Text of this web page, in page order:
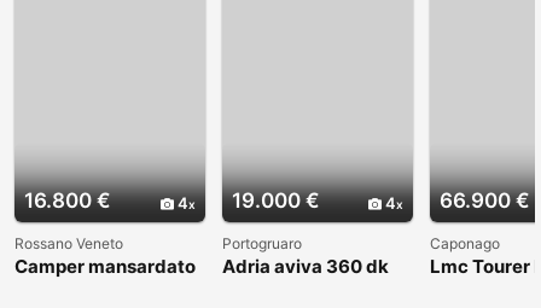
16.800 € 4
Rossano Veneto
Camper mansardato
19.000 € 4
Portogruaro
Adria aviva 360 dk
66.900 €
Caponago
Lmc Tourer